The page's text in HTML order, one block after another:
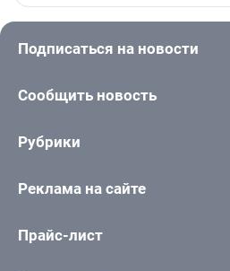
Подписаться на новости
Сообщить новость
Рубрики
Реклама на сайте
Прайс-лист